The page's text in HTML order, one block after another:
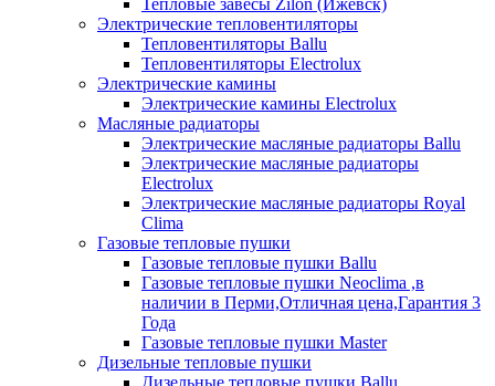
Тепловые завесы Zilon (Ижевск)
Электрические тепловентиляторы
Тепловентиляторы Ballu
Тепловентиляторы Electrolux
Электрические камины
Электрические камины Electrolux
Масляные радиаторы
Электрические масляные радиаторы Ballu
Электрические масляные радиаторы
Electrolux
Электрические масляные радиаторы Royal
Clima
Газовые тепловые пушки
Газовые тепловые пушки Ballu
Газовые тепловые пушки Neoclima ,в
наличии в Перми,Отличная цена,Гарантия 3
Года
Газовые тепловые пушки Master
Дизельные тепловые пушки
Дизельные тепловые пушки Ballu